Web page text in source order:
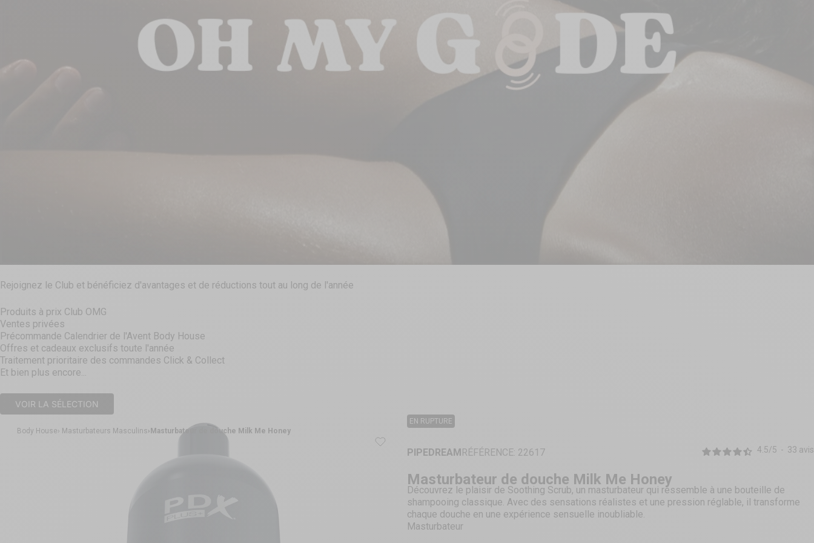
Rejoignez le Club et bénéficiez d'avantages et de réductions tout au long de l'année
Produits à prix Club OMG
Ventes privées
Précommande Calendrier de l'Avent Body House
Offres et cadeaux exclusifs toute l'année
Traitement prioritaire des commandes Click & Collect
Et bien plus encore...
VOIR LA SÉLECTION
Body House Masturbateurs Masculins Masturbateur de douche Milk Me Honey
EN RUPTURE
PIPEDREAM RÉFÉRENCE: 22617 4.5/5 - 33 avis
Masturbateur de douche Milk Me Honey
Découvrez le plaisir de Soothing Scrub, un masturbateur qui ressemble à une bouteille de
shampooing classique. Avec des sensations réalistes et une pression réglable, il transforme
chaque douche en une expérience sensuelle inoubliable.
Masturbateur